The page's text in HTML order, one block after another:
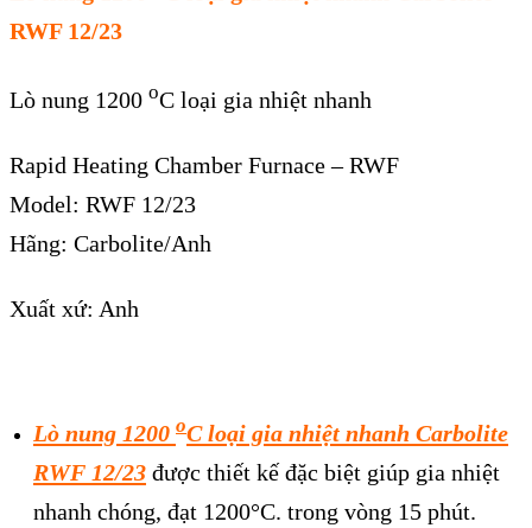
RWF 12/23
Lò nung 1200 oC loại gia nhiệt nhanh
Rapid Heating Chamber Furnace – RWF
Model: RWF 12/23
Hãng: Carbolite/Anh
Xuất xứ: Anh
Lò nung 1200 oC loại gia nhiệt nhanh Carbolite
RWF 12/23 được thiết kế đặc biệt giúp gia nhiệt
nhanh chóng, đạt 1200°C. trong vòng 15 phút.